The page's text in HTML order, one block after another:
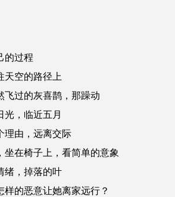
的过程
天空的路径上
飞过的灰喜鹊，那躁动
光，临近五月
理由，远离交际
坐在椅子上，看简单的意象
绪，掉落的叶
样的恶意让她离家远行？